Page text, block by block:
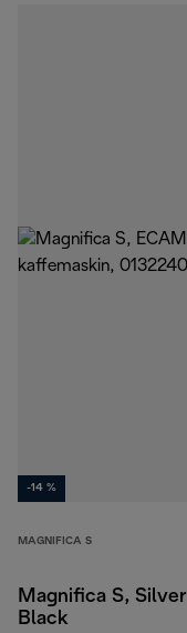
-14 %
MAGNIFICA S
Magnifica S, Silver
Black